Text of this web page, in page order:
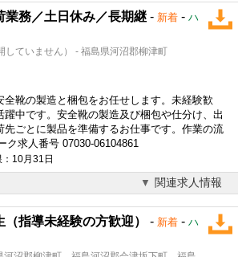
業務／土日休み／長期継 - 新着 - ハ
していません） - 福島県河沼郡柳津町
全靴の製造と梱包をお任せします。未経験歓
中です。安全靴の製造及び梱包や仕分け、出
先ごとに製品を準備するお仕事です。作業の流
求人番号 07030-06104861
10月31日
関連求人情報
指導未経験の方歓迎） - 新着 - ハ